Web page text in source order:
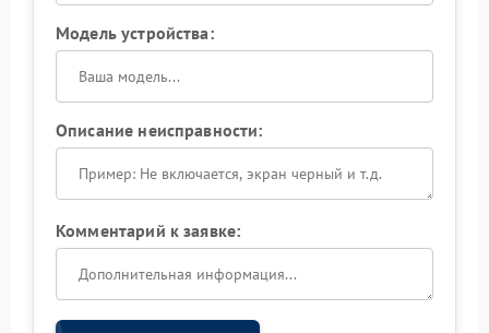
Модель устройства:
Описание неисправности:
Комментарий к заявке: